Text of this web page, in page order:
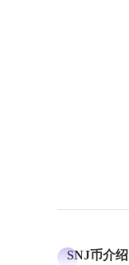
SNJ币介绍